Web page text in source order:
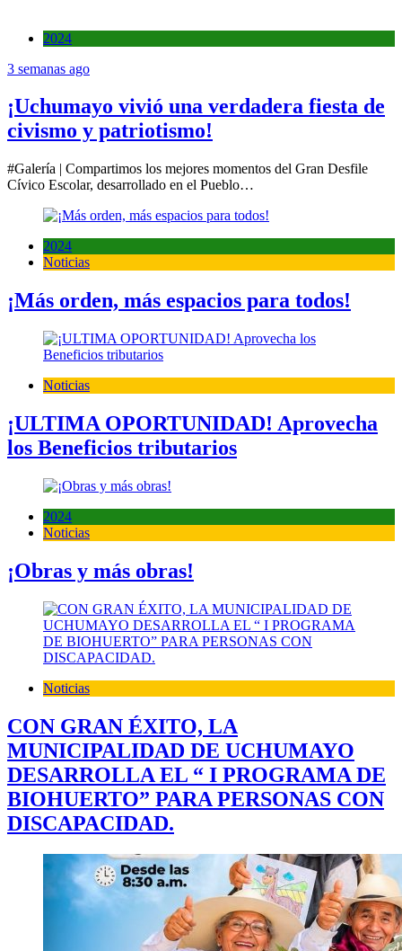
2024
3 semanas ago
¡Uchumayo vivió una verdadera fiesta de
civismo y patriotismo!
#Galería | Compartimos los mejores momentos del Gran Desfile
Cívico Escolar, desarrollado en el Pueblo…
2024
Noticias
¡Más orden, más espacios para todos!
Noticias
¡ULTIMA OPORTUNIDAD! Aprovecha
los Beneficios tributarios
2024
Noticias
¡Obras y más obras!
Noticias
CON GRAN ÉXITO, LA
MUNICIPALIDAD DE UCHUMAYO
DESARROLLA EL “ I PROGRAMA DE
BIOHUERTO” PARA PERSONAS CON
DISCAPACIDAD.